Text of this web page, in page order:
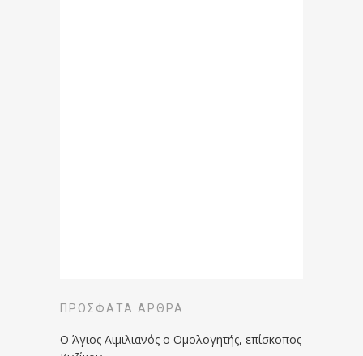
ΠΡΌΣΦΑΤΑ ΆΡΘΡΑ
Ο Άγιος Αιμιλιανός ο Ομολογητής, επίσκοπος